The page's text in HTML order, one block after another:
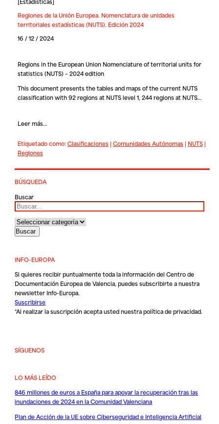
Regiones de la Unión Europea. Nomenclatura de unidades
territoriales estadísticas (NUTS). Edición 2024
16 / 12 / 2024
Regions in the European Union Nomenclature of territorial units for
statistics (NUTS) – 2024 edition
This document presents the tables and maps of the current NUTS
classification with 92 regions at NUTS level 1, 244 regions at NUTS…
Leer más...
Etiquetado como:Clasificaciones| Comunidades Autónomas| NUTS|
Regiones
BÚSQUEDA
Buscar
INFO-EUROPA
Si quieres recibir puntualmente toda la información del Centro de
Documentación Europea de Valencia, puedes subscribirte a nuestra
newsletter Info-Europa.
Suscribirse
*Al realizar la suscripción acepta usted nuestrapolítica de privacidad.
SÍGUENOS
LO MÁS LEÍDO
846 millones de euros a España para apoyar la recuperación tras las
inundaciones de 2024 en la Comunidad Valenciana
Plan de Acción de la UE sobre Ciberseguridad e Inteligencia Artificial